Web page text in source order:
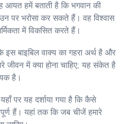
आयत हमें बताती है कि भगवान की
उन पर भरोसा कर सकते हैं। वह विश्वास
में विकसित करते हैं।
इस बाइबिल वाक्य का गहरा अर्थ है और
जीवन में क्या होना चाहिए; यह संकेत है
है।
पर यह दर्शाया गया है कि कैसे
हैं। यहां तक कि जब चीजें हमारे